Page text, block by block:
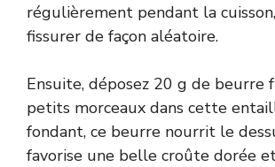
régulièrement pendant la
fissurer de façon aléatoire.
Ensuite, déposez 20 g de beurre
petits morceaux dans cette
fondant, ce beurre nourrit le
favorise une belle croûte dorée